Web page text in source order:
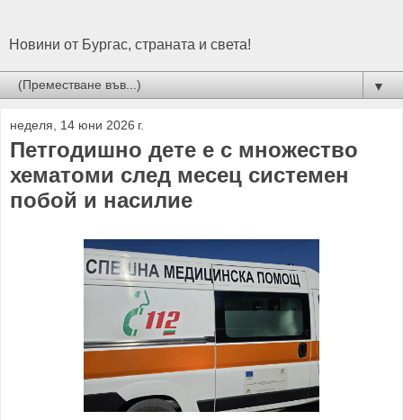
Новини от Бургас, страната и света!
▼
неделя, 14 юни 2026 г.
Петгодишно дете е с множество
хематоми след месец системен
побой и насилие